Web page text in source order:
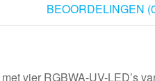
BEOORDELINGEN
vier RGBWA-UV-LED’s